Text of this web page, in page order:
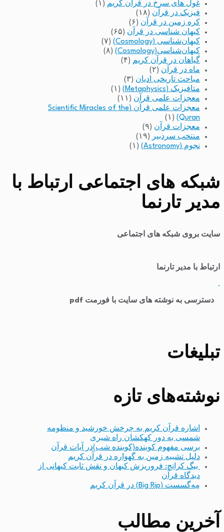
غول های سرخ در قرآن کریم (۱)
فیزیک در قرآن (۱۸)
کره زمین در قرآن (۶)
کیهان شناسی در قرآن (۶۵)
کیهان‌شناسی (Cosmology)
(۷)
کیهان‌شناسی(Cosmology)
(۸)
گیاهان در قرآن کریم (۴)
ماه در قرآن (۲)
مباحث تاریخی ادیان (۳)
متافیزیک (Metaphysics)
(۱)
معجزات علمی قرآن (۱۱)
معجزات علمی قرآن (Scientific Miracles of the
Quran)
(۱)
معجزات قرآن (۹)
منتخب سردبیر
(۱۹)
نجوم (Astronomy)
(۱)
شبکه های اجتماعی ارتباط با
مدیر تارنما
سایت بروی شبکه های اجتماعی
ارتباط با مدیر تارنما
دسترسی به نوشته های سایت با فورمت pdf
تبلیغات
نوشته‌های تازه
اشاره قرآن کریم به چرخش خورشید و منظومه
شمسی به دور کهکشان راه شیری
برسی مفهوم کوبنده(کوبنده شب)در آیات قرآن
دلیل تشبیه زمین به گهواره در قرآن کریم
بیگ کرانچ: فروریزش کیهان و نقش ثابت کیهانی از
دیدگاه قرآن
مِه‌گسست (Big Rip) در قرآن کریم
آخرین مطالب